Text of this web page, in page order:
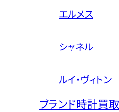
エルメス
シャネル
ルイ・ヴィトン
ブランド時計買取